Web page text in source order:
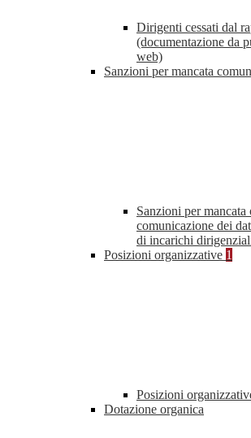
Dirigenti cessati dal
(documentazione da
web)
Sanzioni per mancata
Sanzioni per mancata
comunicazione dei
di incarichi
Posizioni organizzative 1
Posizioni
Dotazione organica